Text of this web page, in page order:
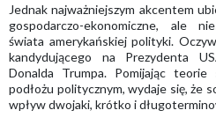
Jednak najważniejszym akcentem
gospodarczo-ekonomiczne, ale
świata amerykańskiej polityki.
kandydującego na Prezydenta
Donalda Trumpa. Pomijając
podłożu politycznym, wydaje się, że
wpływ dwojaki, krótko i